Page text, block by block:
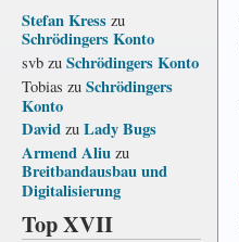
Stefan Kress zu
Schrödingers Konto
svb zu Schrödingers Konto
Tobias zu Schrödingers
Konto
David zu Lady Bugs
Armend Aliu zu
Breitbandausbau und
Digitalisierung
Top XVII